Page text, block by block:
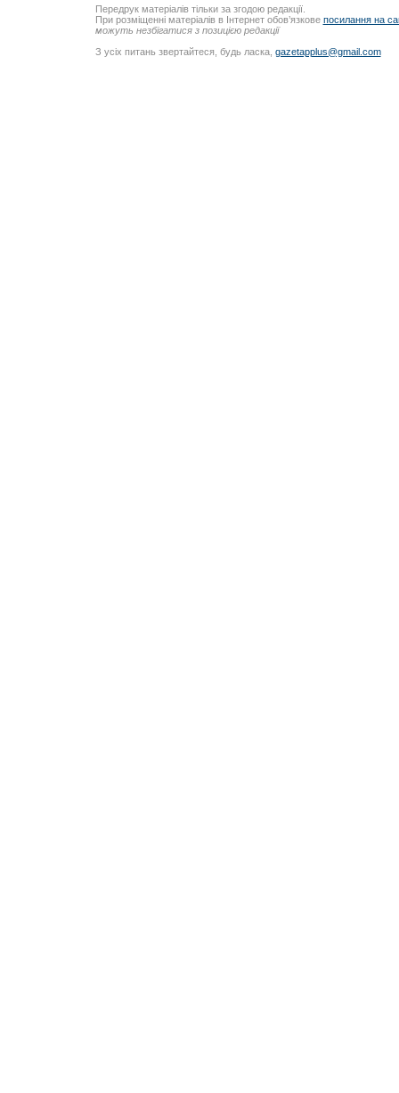
Передрук матеріалів тільки за згодою редакції.
При розміщенні матеріалів в Інтернет обов’язкове посилання на
можуть незбігатися з позицією редакції
З усіх питань звертайтеся, будь ласка, gazetapplus@gmail.com